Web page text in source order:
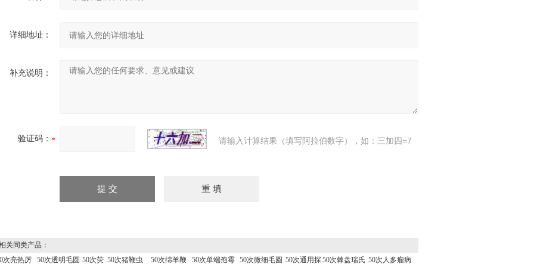
详细地址：
补充说明：
验证码： 请输入计算结果（填写阿拉伯数字），如：三加四=7
同类产品：
次亮热厉
50次透明毛圆 50次荧 50次猪鞭虫 50次绵羊鞭 50次单端孢霉 50次微细毛圆 50次通用探50次棘盘瑞氏 50次人多瘤病